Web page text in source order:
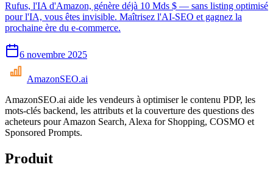
Rufus, l'IA d'Amazon, génère déjà 10 Mds $ — sans listing optimisé
pour l'IA, vous êtes invisible. Maîtrisez l'AI-SEO et gagnez la
prochaine ère du e-commerce.
6 novembre 2025
AmazonSEO.ai
AmazonSEO.ai aide les vendeurs à optimiser le contenu PDP, les
mots-clés backend, les attributs et la couverture des questions des
acheteurs pour Amazon Search, Alexa for Shopping, COSMO et
Sponsored Prompts.
Produit